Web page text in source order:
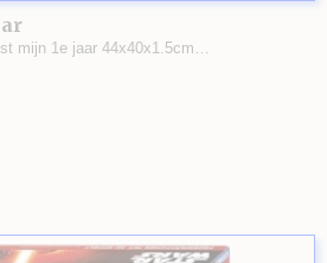
mijn 1e jaar 44x40x1.5cm…